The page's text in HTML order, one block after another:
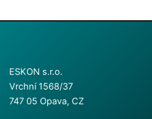
ESKON s.r.o.
Vrchní 1568/37
747 05 Opava, CZ